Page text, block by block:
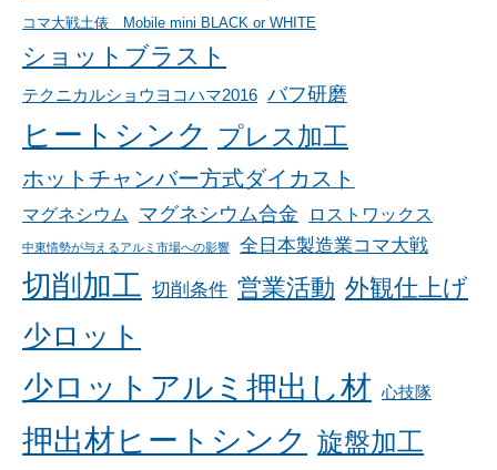
コマ大戦土俵 Mobile mini BLACK or WHITE
ショットブラスト
テクニカルショウヨコハマ2016 バフ研磨
ヒートシンク プレス加工
ホットチャンバー方式ダイカスト
マグネシウム マグネシウム合金 ロストワックス
中東情勢が与えるアルミ市場への影響 全日本製造業コマ大戦
切削加工 切削条件 営業活動 外観仕上げ
少ロット
少ロットアルミ押出し材 心技隊
押出材ヒートシンク 旋盤加工